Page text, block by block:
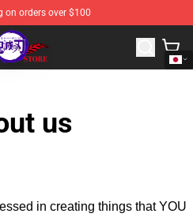
on orders over $100
- Official Kimetsu no Yaiba
us
in creating things that YOU